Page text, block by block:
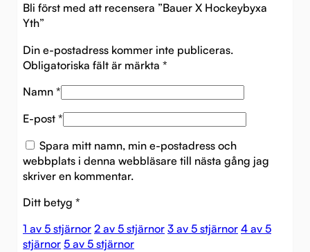
Bli först med att recensera ”Bauer X Hockeybyxa
Yth”
Din e-postadress kommer inte publiceras.
Obligatoriska fält är märkta *
Namn *
E-post *
Spara mitt namn, min e-postadress och
webbplats i denna webbläsare till nästa gång jag
skriver en kommentar.
Ditt betyg *
1 av 5 stjärnor 2 av 5 stjärnor 3 av 5 stjärnor 4 av 5
stjärnor 5 av 5 stjärnor